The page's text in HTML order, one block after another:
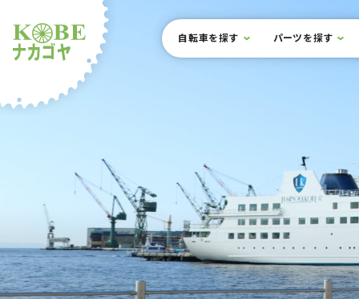
サイト内メニュー
本文までスキップ
自転車を探す パーツを探す